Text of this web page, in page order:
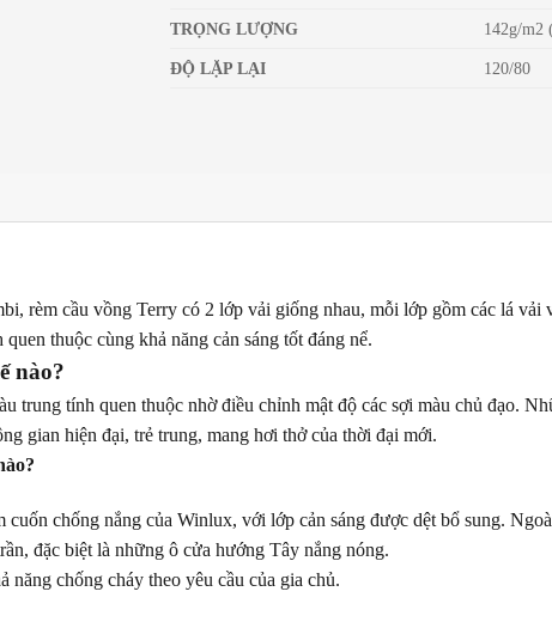
TRỌNG LƯỢNG 142g/m2
ĐỘ LẶP LẠI 120/80
rèm cầu vồng Terry có 2 lớp vải giống nhau, mỗi lớp gồm các lá vải
thuộc cùng khả năng cản sáng tốt đáng nể.
nào?
trung tính quen thuộc nhờ điều chỉnh mật độ các sợi màu chủ đạo.
gian hiện đại, trẻ trung, mang hơi thở của thời đại mới.
cuốn chống nắng của Winlux, với lớp cản sáng được dệt bổ sung.
đặc biệt là những ô cửa hướng Tây nắng nóng.
chống cháy theo yêu cầu của gia chủ.